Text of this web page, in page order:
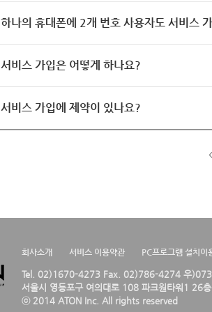
하나의 휴대폰에 2개 번호 사용자도 서비스
서비스 가입은 어떻게 하나요?
서비스 가입에 제약이 있나요?
회사소개 서비스 이용약관 PC프로그램 설치이
Tel. 02)1670-4273 Fax. 02)786-4274 우
서울시 영등포구 여의대로 108 파크원타워1 26
ⓒ 2014 ATON Inc. All rights reserved